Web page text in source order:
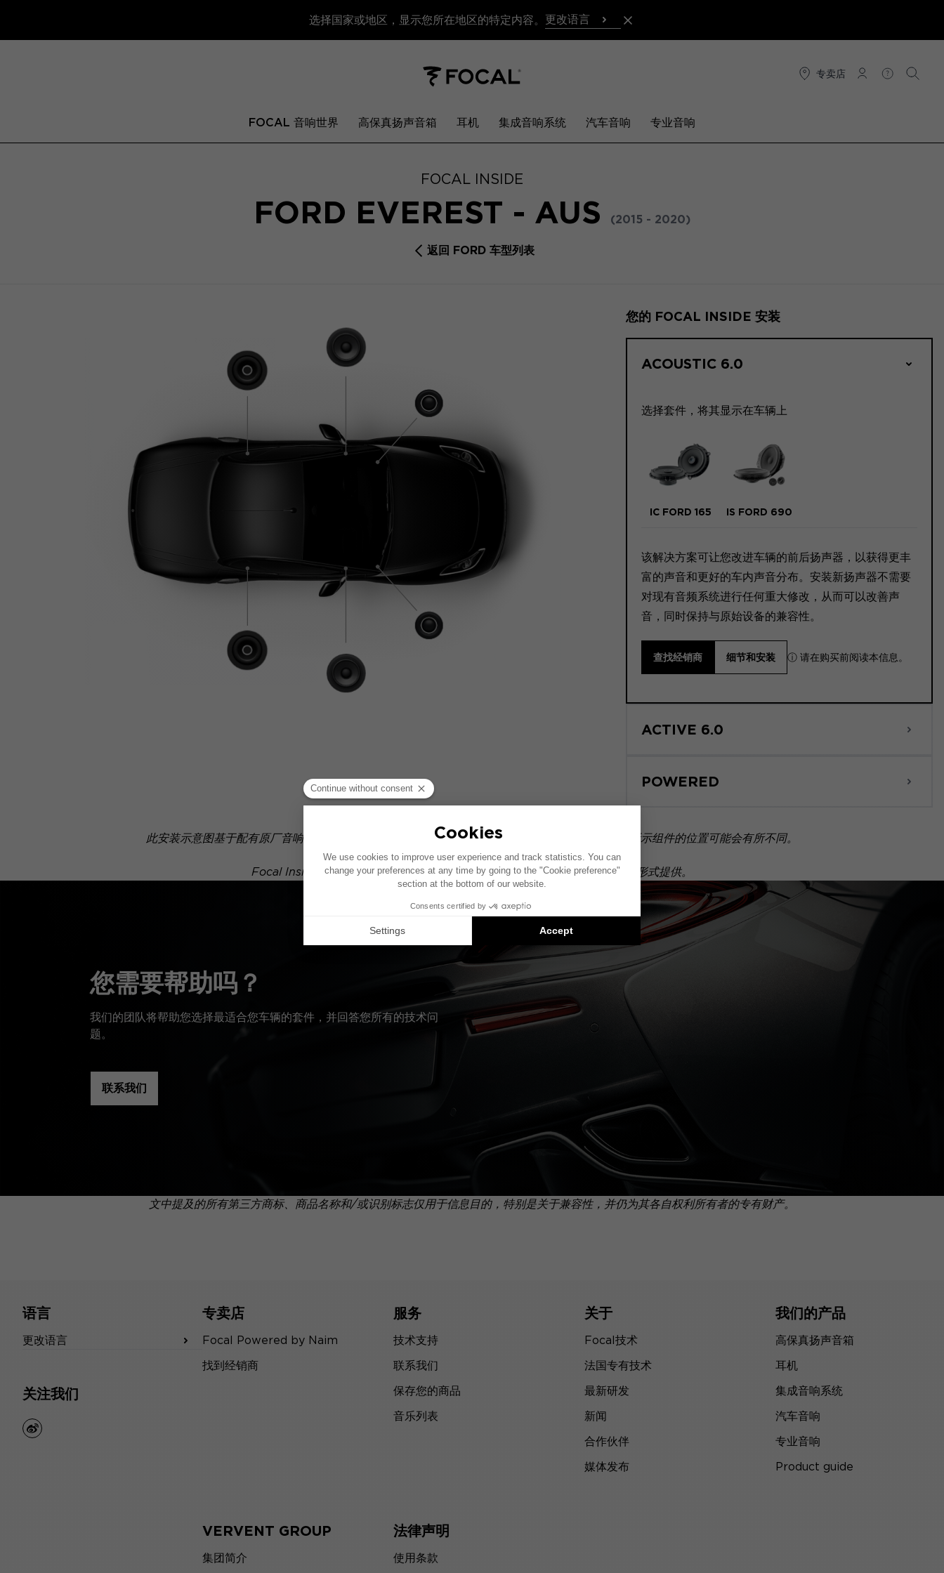
选择国家或地区，显示您所在地区的特定内容。 更改语言
专卖店
连接 帮助 搜索
FOCAL 音响世界 高保真扬声音箱 耳机 集成音响系统 汽车音响 专业音响
FOCAL INSIDE
FORD EVEREST - AUS (2015 - 2020)
返回 FORD 车型列表
您的 FOCAL INSIDE 安装
ACOUSTIC 6.0
选择套件，将其显示在车辆上
IC FORD 165 IS FORD 690
该解决方案可让您改进车辆的前后扬声器，以获得更丰
富的声音和更好的车内声音分布。安装新扬声器不需要
对现有音频系统进行任何重大修改，从而可以改善声
音，同时保持与原始设备的兼容性。
查找经销商 细节和安装 ⓘ 请在购买前阅读本信息。
ACTIVE 6.0
POWERED
此安装示意图基于配有原厂音响系统的车辆绘制。如果您的车辆配有特定的高保真选装配置，图中所示组件的位置可能会有所不同。
Focal Inside 安装方案是兼容产品的推荐：每个组件均单独销售，并非以套装形式提供。
您需要帮助吗？
我们的团队将帮助您选择最适合您车辆的套件，并回答您所有的技术问
题。
联系我们
文中提及的所有第三方商标、商品名称和/或识别标志仅用于信息目的，特别是关于兼容性，并仍为其各自权利所有者的专有财产。
语言
更改语言
关注我们
weibo
专卖店
Focal Powered by Naim
找到经销商
服务
技术支持
联系我们
保存您的商品
音乐列表
关于
Focal技术
法国专有技术
最新研发
新闻
合作伙伴
媒体发布
我们的产品
高保真扬声音箱
耳机
集成音响系统
汽车音响
专业音响
Product guide
VERVENT GROUP
集团简介
法律声明
使用条款